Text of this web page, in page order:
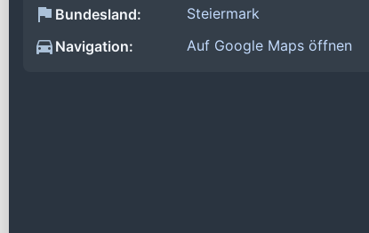
Bundesland:
Steiermark
Navigation:
Auf Google Maps öffnen